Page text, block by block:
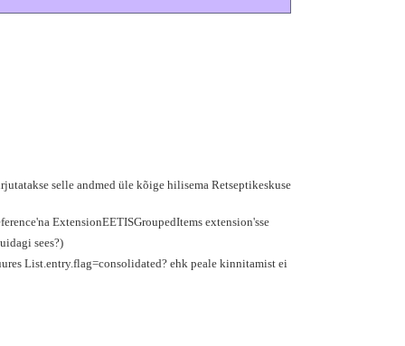
selle andmed üle kõige hilisema Retseptikeskuse
ExtensionEETISGroupedItems extension'sse
sees?)
List.entry.flag=consolidated? ehk peale kinnitamist ei